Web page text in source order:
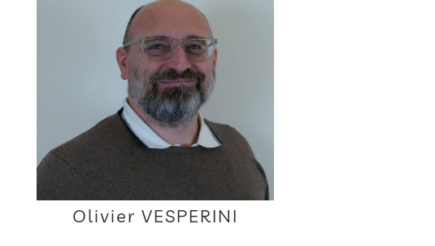
Olivier VESPERINI